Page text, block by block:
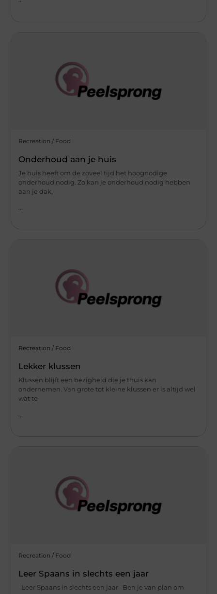
Recreation / Food
Onderhoud aan je huis
Je huis heeft om de zoveel tijd het hoognodige
onderhoud nodig. Zo kan je onderhoud nodig hebben
aan je dak,
...
Recreation / Food
Lekker klussen
Klussen blijft een bezigheid die je thuis kan
ondernemen. Van grote tot kleine klussen er is altijd wel
wat te
Recreation / Food
Leer Spaans in slechts een jaar
Leer Spaans in slechts een jaar Ben je van plan om